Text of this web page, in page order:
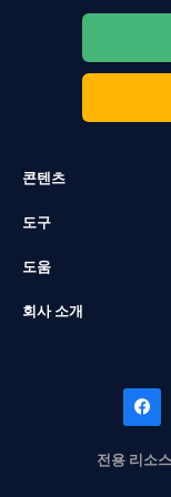
콘텐츠
도구
도움
회사 소개
전용 리소